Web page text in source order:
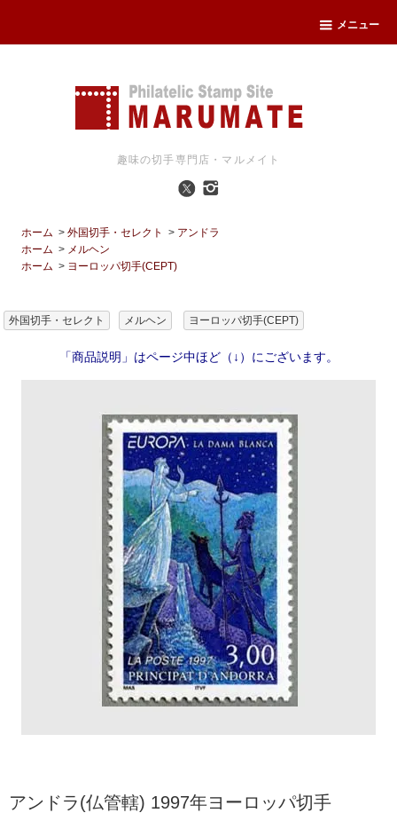
メニュー
趣味の切手専門店・マルメイト
ホーム >外国切手・セレクト > アンドラ
ホーム > メルヘン
ホーム > ヨーロッパ切手(CEPT)
外国切手・セレクト メルヘン ヨーロッパ切手(CEPT)
「商品説明」はページ中ほど（↓）にございます。
アンドラ(仏管轄) 1997年ヨーロッパ切手